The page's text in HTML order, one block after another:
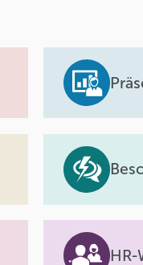
HR-